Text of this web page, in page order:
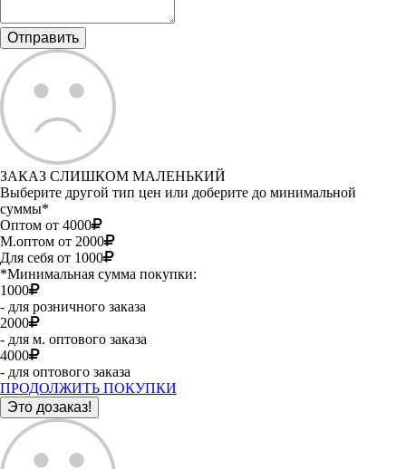
ЗАКАЗ СЛИШКОМ МАЛЕНЬКИЙ
Выберите другой тип цен или доберите до минимальной
суммы*
Оптом от 4000
М.оптом от 2000
Для себя от 1000
*Минимальная сумма покупки:
1000
- для розничного заказа
2000
- для м. оптового заказа
4000
- для оптового заказа
ПРОДОЛЖИТЬ ПОКУПКИ